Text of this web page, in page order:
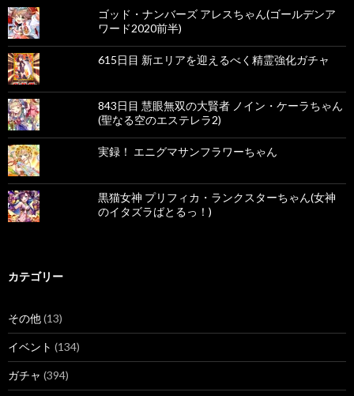
ゴッド・ナンバーズ アレスちゃん(ゴールデンア
ワード2020前半)
615日目 新エリアを迎えるべく精霊強化ガチャ
843日目 慧眼無双の大賢者 ノイン・ケーラちゃん
(聖なる空のエステレラ2)
実録！ エニグマサンフラワーちゃん
黒猫女神 プリフィカ・ランクスターちゃん(女神
のイタズラばとるっ！)
カテゴリー
その他(13)
イベント (134)
ガチャ (394)